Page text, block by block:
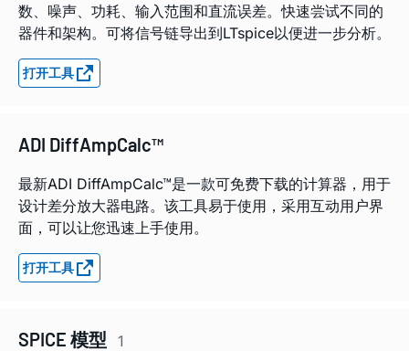
数、噪声、功耗、输入范围和直流误差。快速尝试不同的
器件和架构。可将信号链导出到LTspice以便进一步分析。
打开工具
ADI DiffAmpCalc™
最新ADI DiffAmpCalc™是一款可免费下载的计算器，用于
设计差分放大器电路。该工具易于使用，采用互动用户界
面，可以让您迅速上手使用。
打开工具
SPICE 模型 1